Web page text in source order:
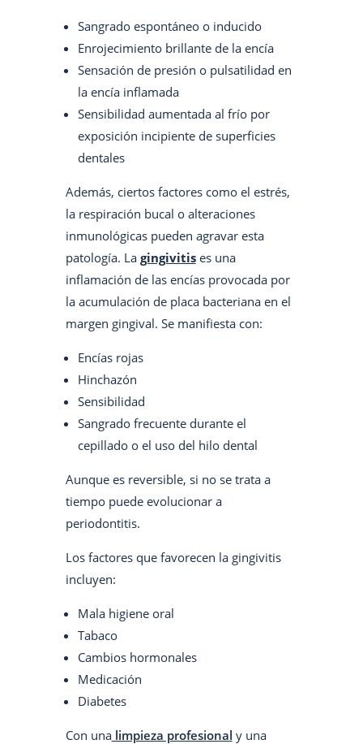
Sangrado espontáneo o inducido
Enrojecimiento brillante de la encía
Sensación de presión o pulsatilidad en
la encía inflamada
Sensibilidad aumentada al frío por
exposición incipiente de superficies
dentales
Además, ciertos factores como el estrés,
la respiración bucal o alteraciones
inmunológicas pueden agravar esta
patología. La gingivitises una
inflamación de las encías provocada por
la acumulación de placa bacteriana en el
margen gingival. Se manifiesta con:
Encías rojas
Hinchazón
Sensibilidad
Sangrado frecuente durante el
cepillado o el uso del hilo dental
Aunque es reversible, si no se trata a
tiempo puede evolucionar a
periodontitis.
Los factores que favorecen la gingivitis
incluyen:
Mala higiene oral
Tabaco
Cambios hormonales
Medicación
Diabetes
Con unalimpieza profesional y una